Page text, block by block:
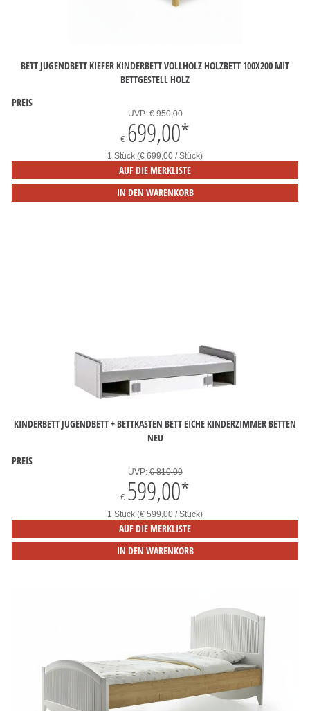
BETT JUGENDBETT KIEFER KINDERBETT VOLLHOLZ HOLZBETT 100X200 MIT
BETTGESTELL HOLZ
PREIS
UVP:€ 950,00
€ 699,00*
1 Stück (€ 699,00 / Stück)
AUF DIE MERKLISTE
IN DEN WARENKORB
KINDERBETT JUGENDBETT + BETTKASTEN BETT EICHE KINDERZIMMER BETTEN
NEU
PREIS
UVP:€ 810,00
€ 599,00*
1 Stück (€ 599,00 / Stück)
AUF DIE MERKLISTE
IN DEN WARENKORB